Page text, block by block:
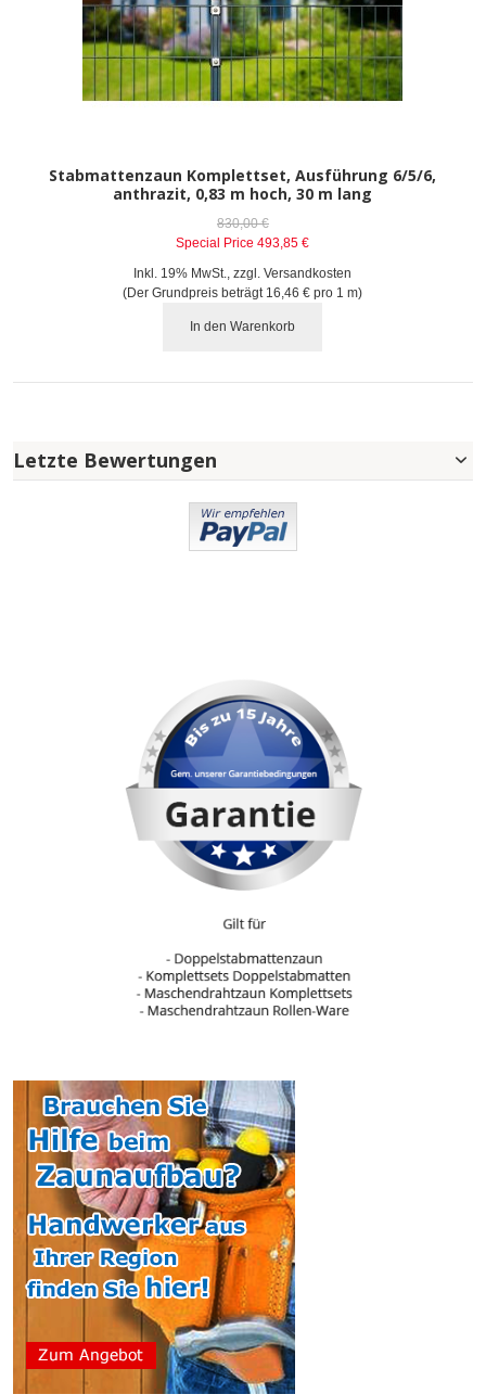
Stabmattenzaun Komplettset, Ausführung 6/5/6,
anthrazit, 0,83 m hoch, 30 m lang
830,00 €
Special Price 493,85 €
Inkl. 19% MwSt.,zzgl.Versandkosten
(Der Grundpreis beträgt 16,46 € pro 1 m)
In den Warenkorb
Letzte Bewertungen